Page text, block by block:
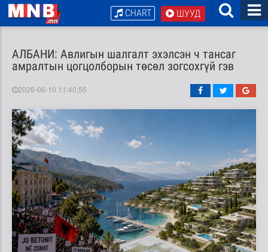
ШУУД
CHART
АЛБАНИ: Авлигын шалгалт эхэлсэн ч тансаг
амралтын цогцолборын төсөл зогсохгүй гэв
2026-06-10 11:40:55